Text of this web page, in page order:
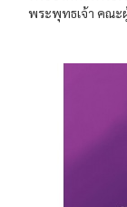
พระพุทธเจ้า คณะ